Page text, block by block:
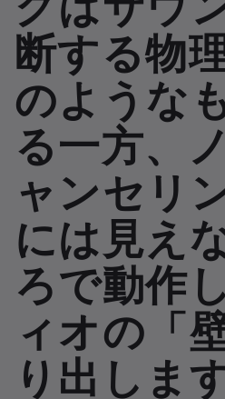
断する物
のような
る一方、
ャンセリ
には見え
ろで動作
ィオの「
り出します